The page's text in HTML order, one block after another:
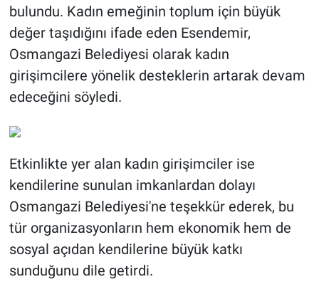
bulundu. Kadın emeğinin toplum için büyük
değer taşıdığını ifade eden Esendemir,
Osmangazi Belediyesi olarak kadın
girişimcilere yönelik desteklerin artarak devam
edeceğini söyledi.
Etkinlikte yer alan kadın girişimciler ise
kendilerine sunulan imkanlardan dolayı
Osmangazi Belediyesi'ne teşekkür ederek, bu
tür organizasyonların hem ekonomik hem de
sosyal açıdan kendilerine büyük katkı
sunduğunu dile getirdi.